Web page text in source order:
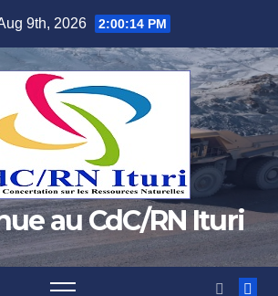
9th, 2026 2:00:15 PM
au CdC/RN Ituri